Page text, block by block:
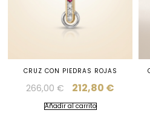
CRUZ CON PIEDRAS ROJAS
266,00€ 212,80 €
Añadir al carrito